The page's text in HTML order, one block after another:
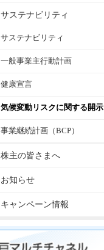
サステナビリティ
サステナビリティ
一般事業主行動計画
健康宣言
気候変動リスクに関する開示
事業継続計画（BCP）
株主の皆さまへ
お知らせ
キャンペーン情報